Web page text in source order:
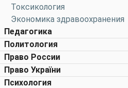
Токсикология
Экономика здравоохранения
Педагогика
Политология
Право России
Право України
Психология